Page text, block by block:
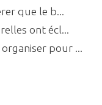
que le b...
ont écl...
pour ...